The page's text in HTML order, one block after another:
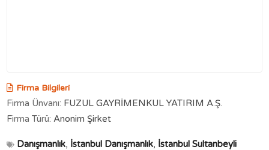
Firma Bilgileri
Firma Ünvanı: FUZUL GAYRİMENKUL YATIRIM A.Ş.
Firma Türü: Anonim Şirket
Danışmanlık, İstanbul Danışmanlık, İstanbul Sultanbeyli